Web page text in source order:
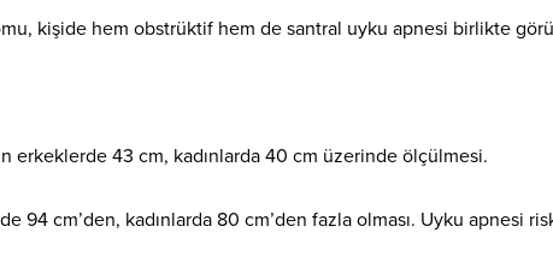
kişide hem obstrüktif hem de santral uyku apnesi birlikte
erkeklerde 43 cm, kadınlarda 40 cm üzerinde ölçülmesi.
94 cm’den, kadınlarda 80 cm’den fazla olması. Uyku apnesi